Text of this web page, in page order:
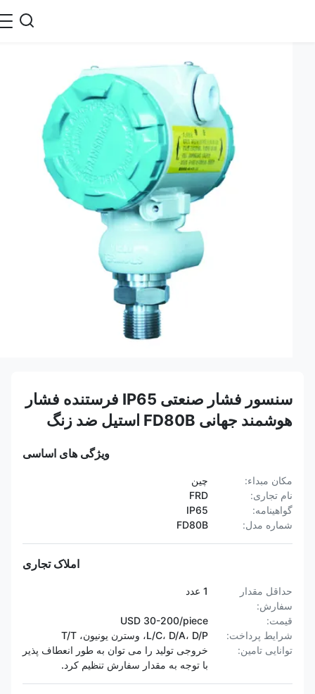
سنسور فشار صنعتی IP65 فرستنده فشار
هوشمند جهانی FD80B استیل ضد زنگ
ویژگی های اساسی
مکان مبداء:
نام تجاری:
گواهینامه:
شماره مدل:
FD80B
املاک تجاری
حداقل مقدار
سفارش:
قیمت:
USD 30-200/piece
شرایط پرداخت:
L/C، D/A، D/P، وسترن یونیون، T/T
توانایی تامین:
خروجی تولید را می توان به طور انعطاف پذیر
با توجه به مقدار سفارش تنظیم کرد.